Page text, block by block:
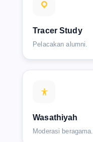
Tracer Study
Pelacakan alumni.
Wasathiyah
Moderasi beragama.